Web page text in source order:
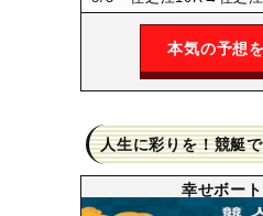
本気の予想
人生に彩りを！競艇
幸せボー